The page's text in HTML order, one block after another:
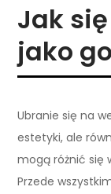
Jak
jako
Ubranie się na
estetyki, ale
mogą różnić się
Przede